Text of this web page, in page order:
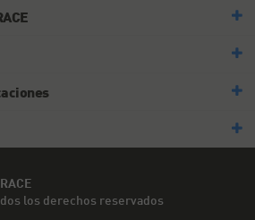
los derechos reservados